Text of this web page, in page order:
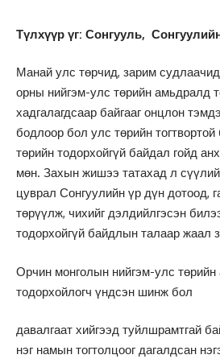
Түлхүүр үг: Сонгууль,
Манай улс төрчид, зарим
орны нийгэм-улс төрийн амьдралд
хадгалагдсаар байгааг онцлон
бодлоор бол улс төрийн
төрийн тодорхойгүй байдал гойд
мөн. Захын жишээ татахад л
цуврал Сонгуулийн үр дүн дотоод,
төрүүлж, чихийг дэлдийлгэсэн
тодорхойгүй байдлын талаар жаал
Орчин монголын нийгэм-улс
тодорхойлогч үндсэн шинж бол
давалгаат хийгээд туйлшрамтгай
нэг намын тогтолцоог дагалдсан